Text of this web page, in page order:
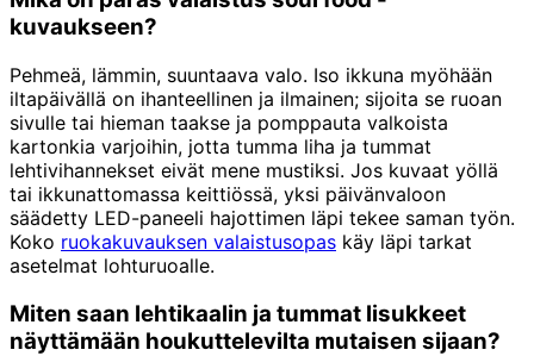
kuvaukseen?
Pehmeä, lämmin, suuntaava valo. Iso ikkuna myöhään
iltapäivällä on ihanteellinen ja ilmainen; sijoita se ruoan
sivulle tai hieman taakse ja pomppauta valkoista
kartonkia varjoihin, jotta tumma liha ja tummat
lehtivihannekset eivät mene mustiksi. Jos kuvaat yöllä
tai ikkunattomassa keittiössä, yksi päivänvaloon
säädetty LED-paneeli hajottimen läpi tekee saman työn.
Koko ruokakuvauksen valaistusopas käy läpi tarkat
asetelmat lohturuoalle.
Miten saan lehtikaalin ja tummat lisukkeet
näyttämään houkuttelevilta mutaisen sijaan?